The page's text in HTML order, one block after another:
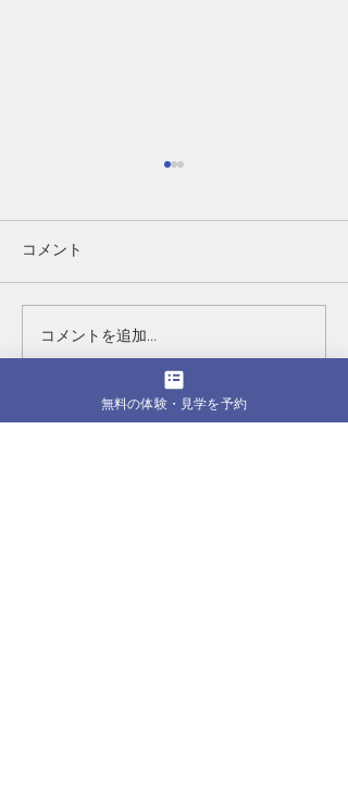
入会キャンペーンを開催
コメント
コメントを追加…
無料の体験・見学を予約